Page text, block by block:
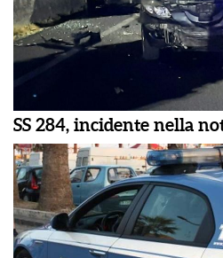
SS 284, incidente nella